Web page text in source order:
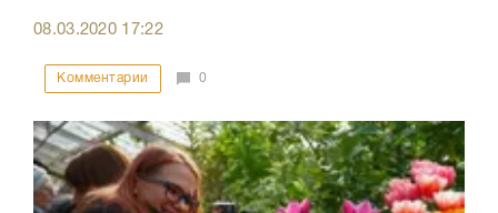
08.03.2020 17:22
Комментарии 0